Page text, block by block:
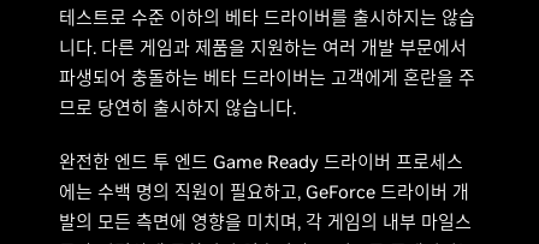
테스트로 수준 이하의 베타 드라이버를 출시하지는 않습
니다. 다른 게임과 제품을 지원하는 여러 개발 부문에서
파생되어 충돌하는 베타 드라이버는 고객에게 혼란을 주
므로 당연히 출시하지 않습니다.
완전한 엔드 투 엔드 Game Ready 드라이버 프로세스
에는 수백 명의 직원이 필요하고, GeForce 드라이버 개
발의 모든 측면에 영향을 미치며, 각 게임의 내부 마일스